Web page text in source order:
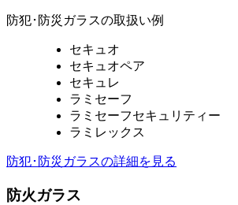
防犯･防災ガラスの取扱い例
セキュオ
セキュオペア
セキュレ
ラミセーフ
ラミセーフセキュリティー
ラミレックス
防犯･防災ガラスの詳細を見る
防火ガラス